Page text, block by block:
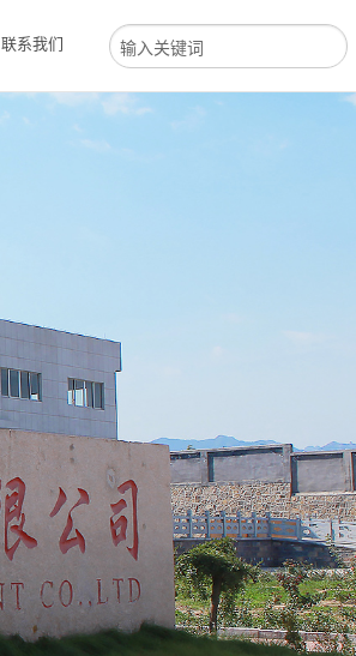
联系我们